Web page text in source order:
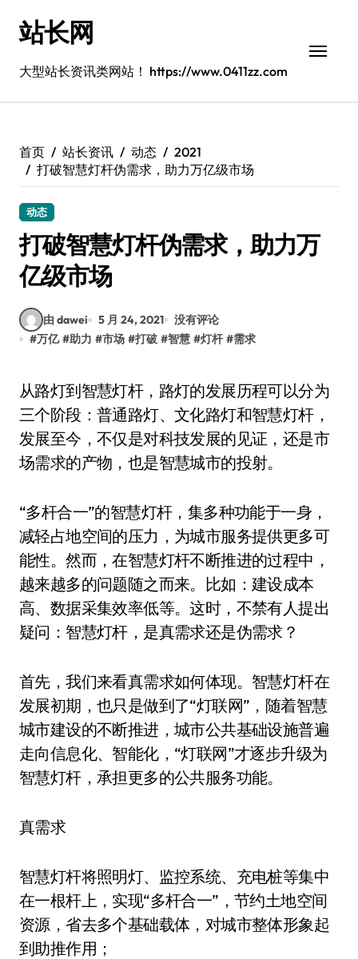
站长网
大型站长资讯类网站！ https://www.0411zz.com
首页 站长资讯 动态
2021
打破智慧灯杆伪需求，助力万亿级市场
动态
打破智慧灯杆伪需求，助力万
亿级市场
由 dawei 5 月 24, 2021
没有评论
#万亿 #助力 #市场 #打破 #智慧 #灯杆 #需求
从路灯到智慧灯杆，路灯的发展历程可以分为
三个阶段：普通路灯、文化路灯和智慧灯杆，
发展至今，不仅是对科技发展的见证，还是市
场需求的产物，也是智慧城市的投射。
“多杆合一”的智慧灯杆，集多种功能于一身，
减轻占地空间的压力，为城市服务提供更多可
能性。然而，在智慧灯杆不断推进的过程中，
越来越多的问题随之而来。比如：建设成本
高、数据采集效率低等。这时，不禁有人提出
疑问：智慧灯杆，是真需求还是伪需求？
首先，我们来看真需求如何体现。智慧灯杆在
发展初期，也只是做到了“灯联网”，随着智慧
城市建设的不断推进，城市公共基础设施普遍
走向信息化、智能化，“灯联网”才逐步升级为
智慧灯杆，承担更多的公共服务功能。
真需求
智慧灯杆将照明灯、监控系统、充电桩等集中
在一根杆上，实现“多杆合一”，节约土地空间
资源，省去多个基础载体，对城市整体形象起
到助推作用；